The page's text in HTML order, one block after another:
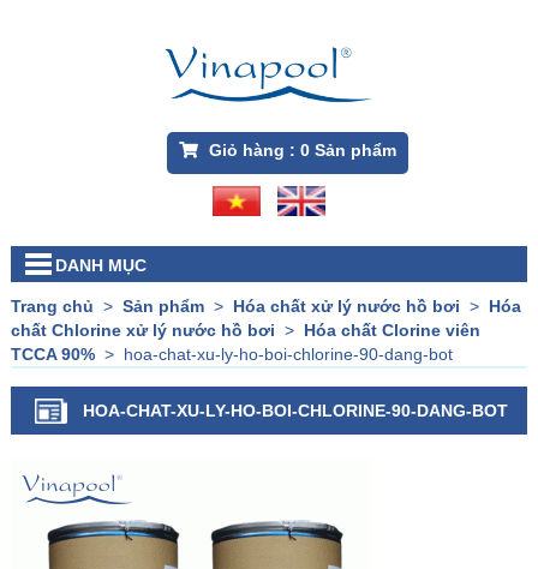
Giỏ hàng : 0Sản phẩm
DANH MỤC
Trang chủ > Sản phẩm> Hóa chất xử lý nước hồ bơi > Hóa
chất Chlorine xử lý nước hồ bơi > Hóa chất Clorine viên
TCCA 90%> hoa-chat-xu-ly-ho-boi-chlorine-90-dang-bot
HOA-CHAT-XU-LY-HO-BOI-CHLORINE-90-DANG-BOT